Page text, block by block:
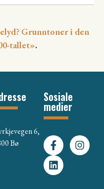
Grunntoner i den
tallet».
6,
Bø
Sosiale
medier